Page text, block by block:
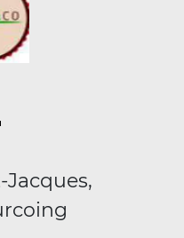
Jacques,